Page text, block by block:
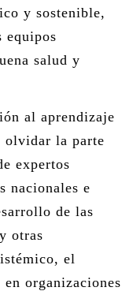
y sostenible,
equipos
salud y
al aprendizaje
olvidar la parte
expertos
nacionales e
de las
otras
el
organizaciones